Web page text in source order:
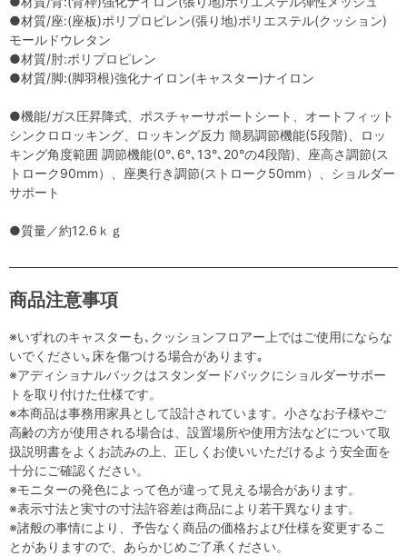
●材質/座:(座板)ポリプロピレン(張り地)ポリエステル(クッション)
モールドウレタン
●材質/肘:ポリプロピレン
●材質/脚:(脚羽根)強化ナイロン(キャスター)ナイロン
●機能/ガス圧昇降式、ポスチャーサポートシート、オートフィット
シンクロロッキング、ロッキング反力 簡易調節機能(5段階)、ロッ
キング角度範囲 調節機能(0°､6°､13°､20°の4段階)、座高さ調節(ス
トローク90mm）、座奥行き調節(ストローク50mm）、ショルダー
サポート
●質量／約12.6ｋｇ
商品注意事項
※いずれのキャスターも､クッションフロアー上ではご使用にならな
いでください｡床を傷つける場合があります｡
※アディショナルバックはスタンダードバックにショルダーサポー
トを取り付けた仕様です。
※本商品は事務用家具として設計されています。小さなお子様やご
高齢の方が使用される場合は、設置場所や使用方法などについて取
扱説明書をよくお読みの上、正しくお使いいただけるよう安全面を
十分にご確認ください。
※モニターの発色によって色が違って見える場合があります。
※表示寸法と実寸の寸法許容差は商品により若干異なります。
※諸般の事情により、予告なく商品の価格および仕様を変更するこ
とがありますので、あらかじめご了承ください。